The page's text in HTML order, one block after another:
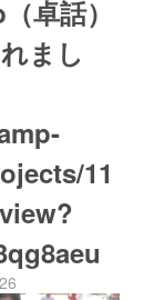
卓話）
まし
11